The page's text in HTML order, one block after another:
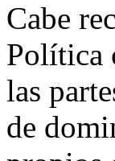
Cabe
Política
las
de